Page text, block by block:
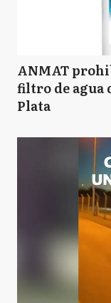
ANMAT
filtro de agua
Plata